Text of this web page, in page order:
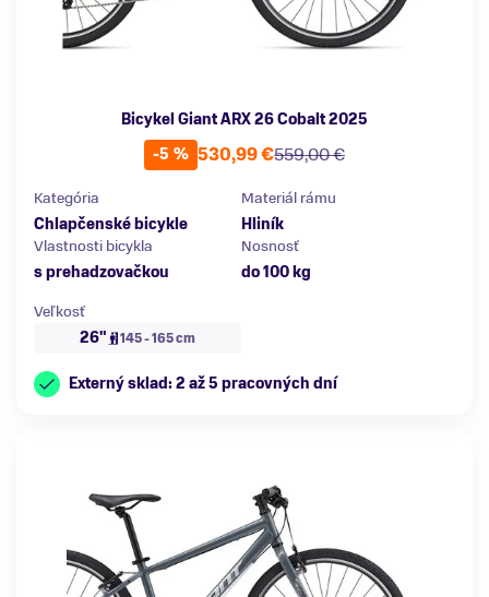
Bicykel Giant ARX 26 Cobalt 2025
-5 %
559,00 €
530,99 €
Kategória
Chlapčenské bicykle
Materiál rámu
Hliník
Vlastnosti bicykla
s prehadzovačkou
Nosnosť
do 100 kg
Veľkosť
26"
145 - 165 cm
Externý sklad: 2 až 5 pracovných dní